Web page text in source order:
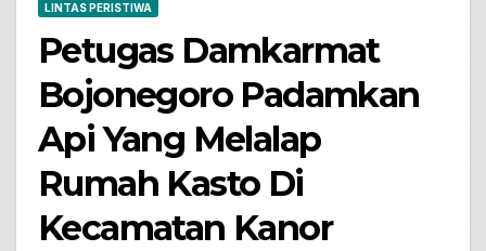
LINTAS PERISTIWA
Petugas Damkarmat
Bojonegoro Padamkan
Api Yang Melalap
Rumah Kasto Di
Kecamatan Kanor